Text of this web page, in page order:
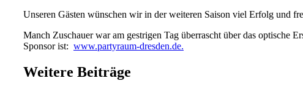
Unseren Gästen wünschen wir in der weiteren Saison viel Erfolg und
Manch Zuschauer war am gestrigen Tag überrascht über das optische
Sponsor ist: www.partyraum-dresden.de.
Weitere Beiträge